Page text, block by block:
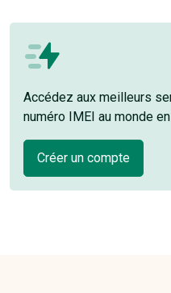
Accédez aux meilleurs
numéro IMEI au monde
Créer un compte